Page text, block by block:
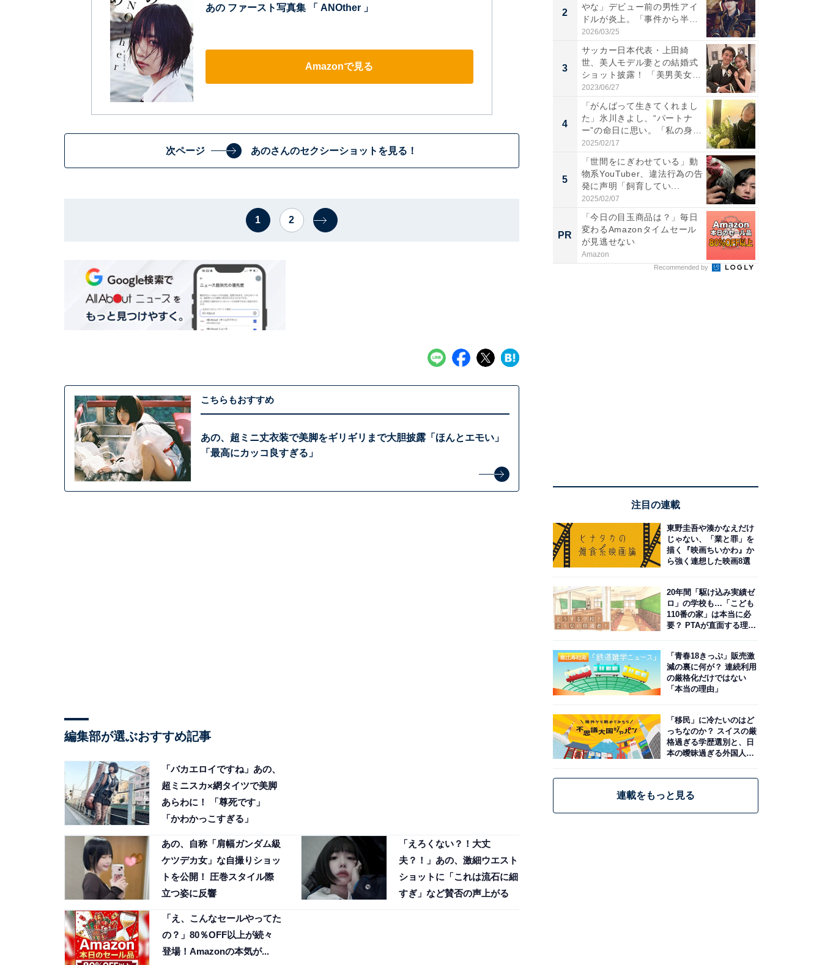
あの ファースト写真集 「 ANOther 」
Amazonで見る
次ページ あのさんのセクシーショットを見る！
1 2
こちらもおすすめ
あの、超ミニ丈衣装で美脚をギリギリまで大胆披露「ほんとエモい」
「最高にカッコ良すぎる」
編集部が選ぶおすすめ記事
「バカエロイですね」あの、
超ミニスカ×網タイツで美脚
あらわに！ 「尊死です」
「かわかっこすぎる」
あの、自称「肩幅ガンダム級
ケツデカ女」な自撮りショッ
トを公開！ 圧巻スタイル際
立つ姿に反響
「えろくない？！大丈
夫？！」あの、激細ウエスト
ショットに「これは流石に細
すぎ」など賛否の声上がる
「え、こんなセールやってた
の？」80％OFF以上が続々
登場！Amazonの本気が...
2
やな」デビュー前の男性アイ
ドルが炎上。「事件から半年
も...
2026/03/25
3
サッカー日本代表・上田綺
世、美人モデル妻との結婚式
ショット披露！ 「美男美女」
「...
2023/06/27
4
「がんばって生きてくれまし
た」氷川きよし、“パートナ
ー”の命日に思い。「私の身
体...
2025/02/17
5
「世間をにぎわせている」動
物系YouTuber、違法行為の告
発に声明「飼育してい...
2025/02/07
PR
「今日の目玉商品は？」毎日
変わるAmazonタイムセール
が見逃せない
Amazon
Recommended by
注目の連載
東野圭吾や湊かなえだけ
じゃない、「業と罪」を
描く『映画ちいかわ』か
ら強く連想した映画8選
20年間「駆け込み実績ゼ
ロ」の学校も…「こども
110番の家」は本当に必
要？ PTAが直面する理想
「青春18きっぷ」販売激
減の裏に何が？ 連続利用
の厳格化だけではない
「本当の理由」
「移民」に冷たいのはど
っちなのか？ スイスの厳
格過ぎる学歴選別と、日
本の曖昧過ぎる外国人政
連載をもっと見る